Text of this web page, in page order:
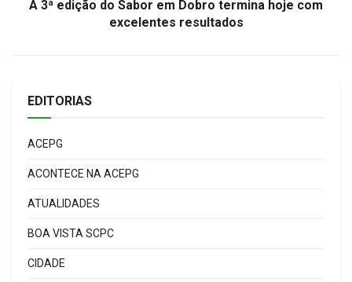
A 3ª edição do Sabor em Dobro termina hoje com
excelentes resultados
EDITORIAS
ACEPG
ACONTECE NA ACEPG
ATUALIDADES
BOA VISTA SCPC
CIDADE